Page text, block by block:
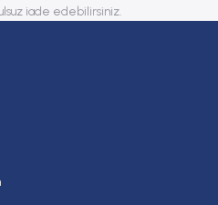
iade edebilirsiniz.